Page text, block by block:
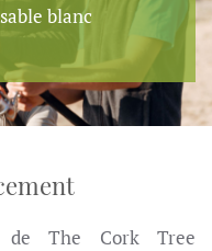
blanc
de The Cork Tree